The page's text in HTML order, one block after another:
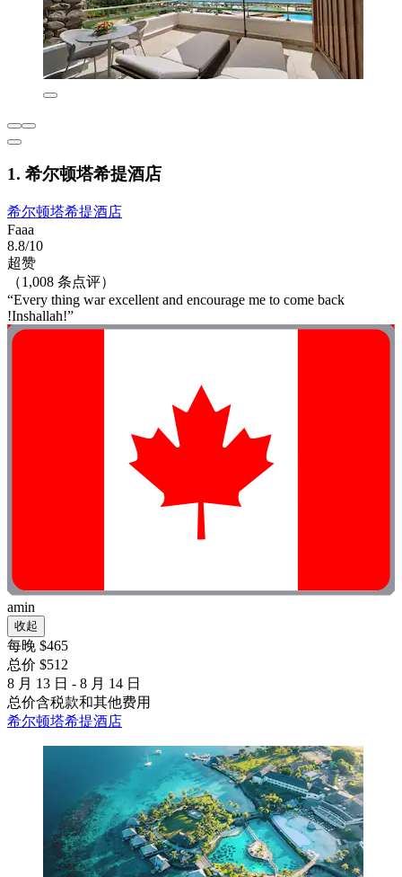
1. 希尔顿塔希提酒店
希尔顿塔希提酒店
Faaa
8.8/10
超赞
（1,008 条点评）
“Every thing war excellent and encourage me to come back
!Inshallah!”
amin
收起
每晚 $465
总价 $512
8 月 13 日 - 8 月 14 日
总价含税款和其他费用
希尔顿塔希提酒店